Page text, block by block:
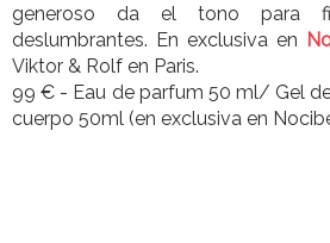
generoso da el tono para
deslumbrantes. En exclusiva en
Viktor & Rolf en Paris.
99 € - Eau de parfum 50 ml/ Gel
cuerpo 50ml (en exclusiva en